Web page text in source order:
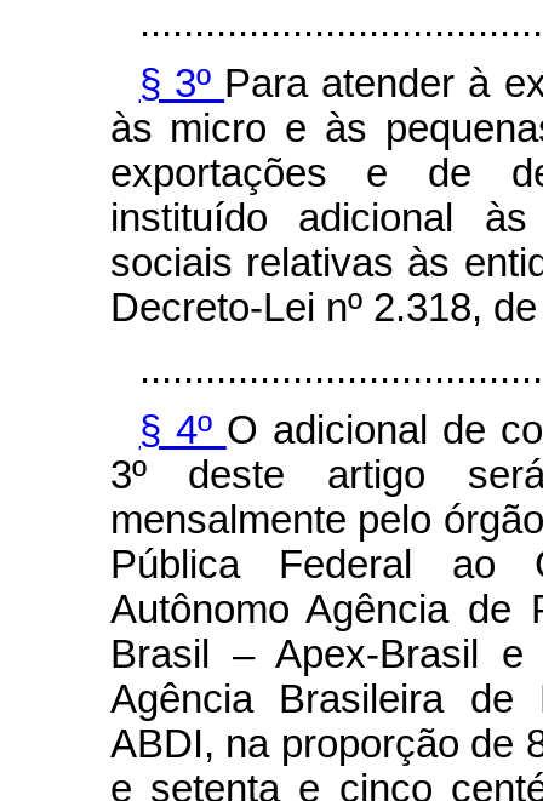
§ 3º Para atender à
às micro e às
exportações e de
instituído adicional
sociais relativas às
Decreto-Lei nº 2.318,
§ 4º O adicional de
3º deste artigo
mensalmente pelo
Pública Federal ao
Autônomo Agência de
Brasil – Apex-Brasil e
Agência Brasileira de
ABDI, na proporção de
e setenta e cinco